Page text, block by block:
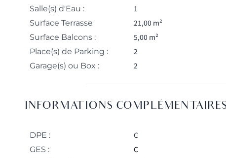
Salle(s) d'Eau : 1
Surface Terrasse 21,00 m²
Surface Balcons : 5,00 m²
Place(s) de Parking : 2
Garage(s) ou Box : 2
INFORMATIONS COMPLÉMENTAIRES
DPE : C
GES : C